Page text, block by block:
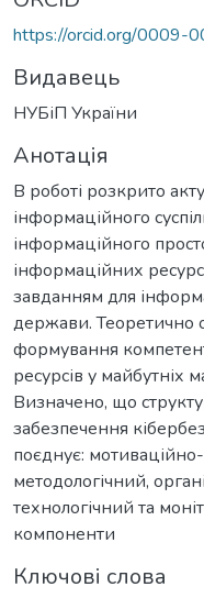
https://orcid.org/0009-
Видавець
НУБіП України
Анотація
В роботі розкрито
інформаційного
інформаційного
інформаційних
завданням для
держави. Теоретично
формування
ресурсів у майбутніх
Визначено, що
забезпечення
поєднує:
методологічний,
технологічний та
компоненти
Ключові слова